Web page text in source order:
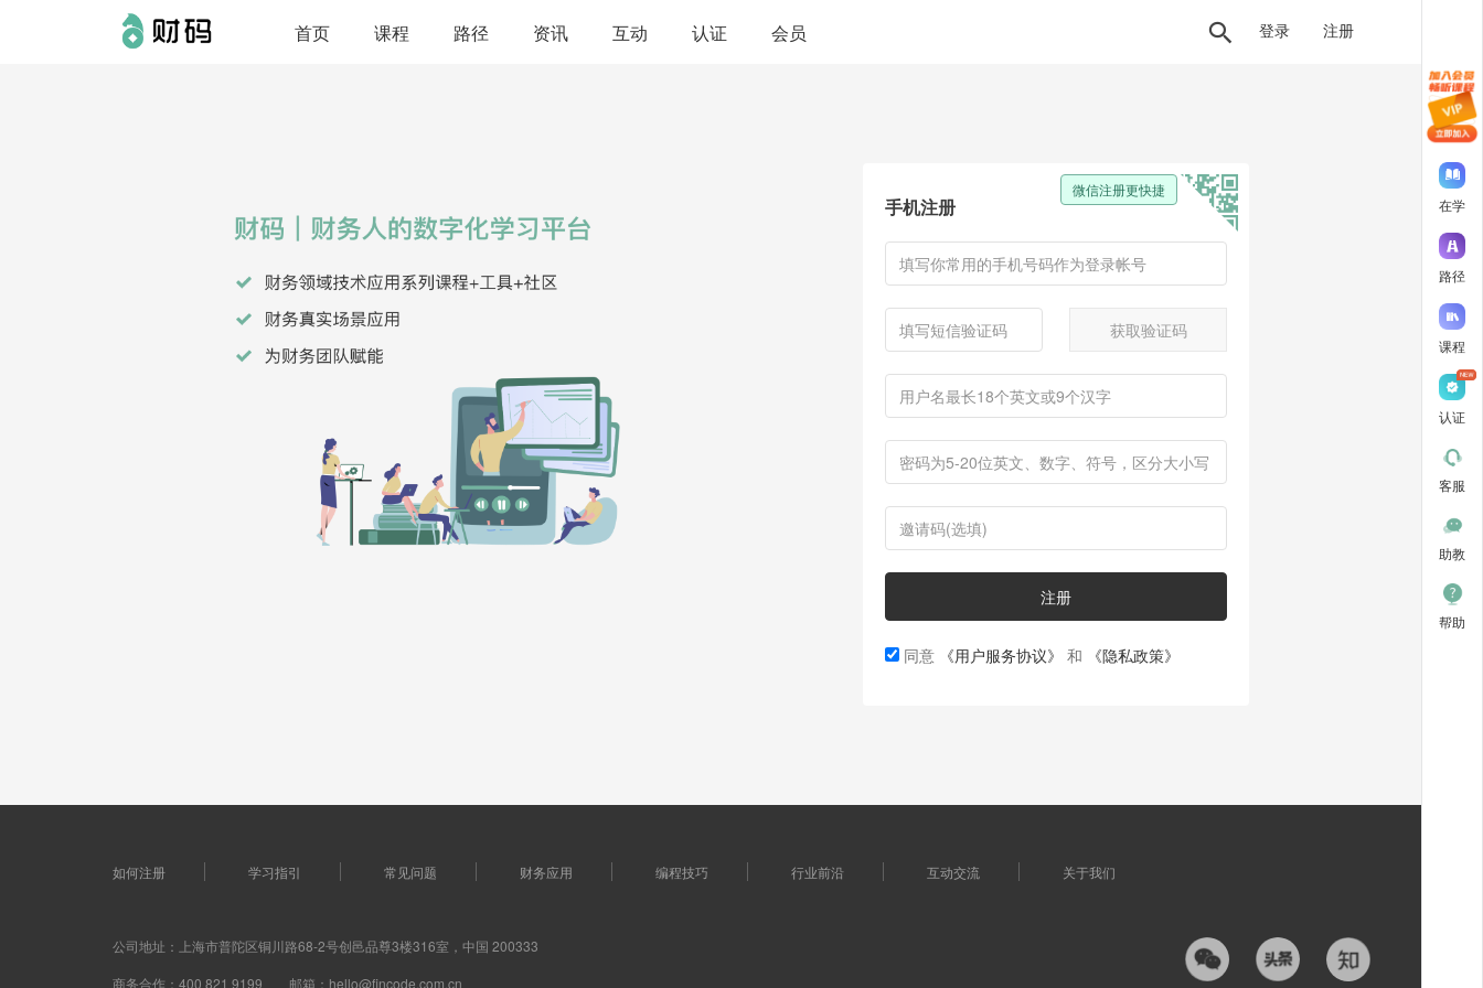
在学
路径
课程
认证
客服
助教
帮助
首页 课程 路径 资讯 互动 认证 会员 登录 注册
微信注册更快捷
手机注册
获取验证码
注册
同意 《用户服务协议》 和 《隐私政策》
如何注册 学习指引 常见问题 财务应用 编程技巧 行业前沿 互动交流 关于我们
公司地址：上海市普陀区铜川路68-2号创邑品尊3楼316室，中国 200333
商务合作：400 821 9199 邮箱：hello@fincode.com.cn